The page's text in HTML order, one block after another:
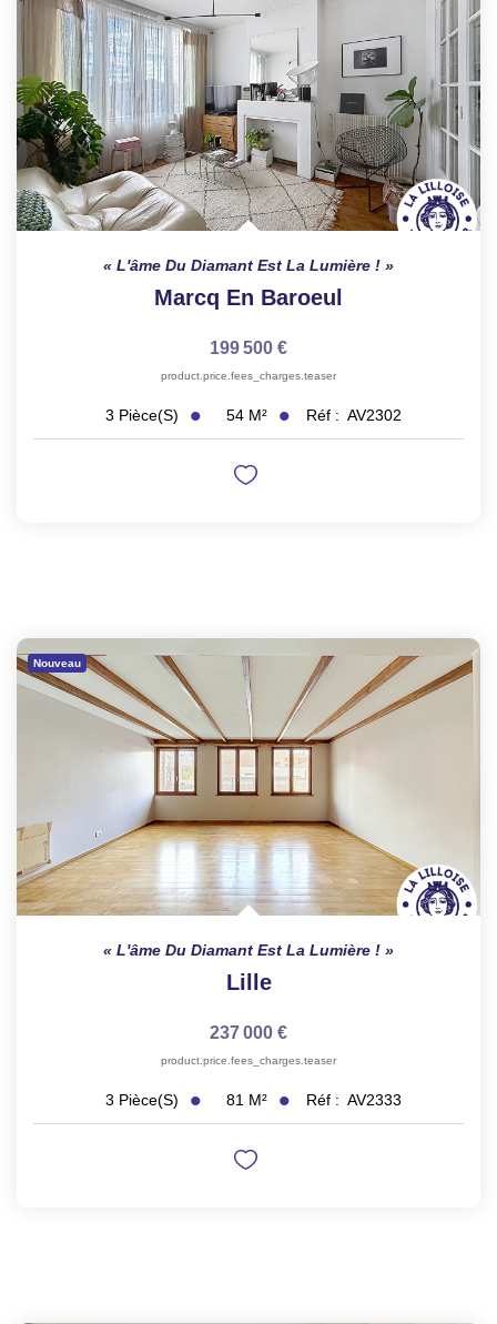
TRANSACTIONS RÉALISÉES
NOTRE AGENCE
EN
L'âme Du Diamant Est La Lumière !
Marcq En Baroeul
199 500 €
product.price.fees_charges.teaser
3 Pièce(s) 54 M² Réf : AV2302
Nouveau
L'âme Du Diamant Est La Lumière !
Lille
237 000 €
product.price.fees_charges.teaser
3 Pièce(s) 81 M² Réf : AV2333